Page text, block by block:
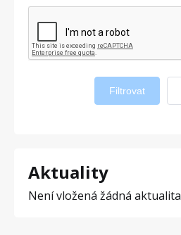
Filtrovat
Aktuality
Není vložená žádná aktualita